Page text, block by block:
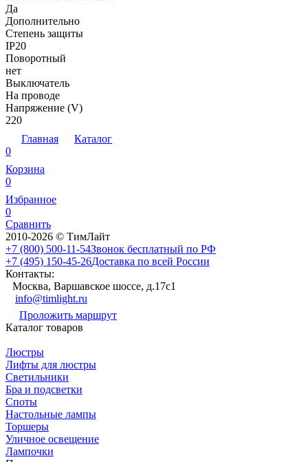
Да
Дополнительно
Степень защиты
IP20
Поворотный
нет
Выключатель
На проводе
Напряжение (V)
220
Главная
Каталог
0
Корзина
0
Избранное
0
Сравнить
2010-2026 © ТимЛайт
+7 (800) 500-11-54Звонок бесплатный по РФ
+7 (495) 150-45-26Доставка по всей России
Контакты:
Москва, Варшавское шоссе, д.17c1
info@timlight.ru
Проложить маршрут
Каталог товаров
Люстры
Лифты для люстры
Светильники
Бра и подсветки
Споты
Настольные лампы
Торшеры
Уличное освещение
Лампочки